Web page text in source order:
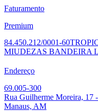
Faturamento
Premium
84.450.212/0001-60
MIUDEZAS BANDEIRA
Endereço
69.005-300
Rua Guilherme Moreira, 17
Manaus, AM